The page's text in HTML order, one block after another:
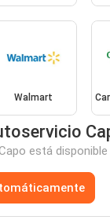
Walmart
está